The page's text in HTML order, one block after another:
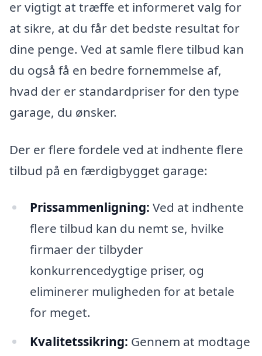
er vigtigt at træffe et informeret valg for
at sikre, at du får det bedste resultat for
dine penge. Ved at samle flere tilbud kan
du også få en bedre fornemmelse af,
hvad der er standardpriser for den type
garage, du ønsker.
Der er flere fordele ved at indhente flere
tilbud på en færdigbygget garage:
Prissammenligning: Ved at indhente
flere tilbud kan du nemt se, hvilke
firmaer der tilbyder
konkurrencedygtige priser, og
eliminerer muligheden for at betale
for meget.
Kvalitetssikring: Gennem at modtage